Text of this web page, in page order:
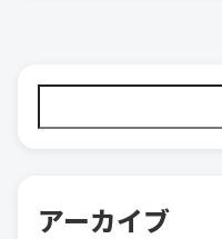
アーカイブ